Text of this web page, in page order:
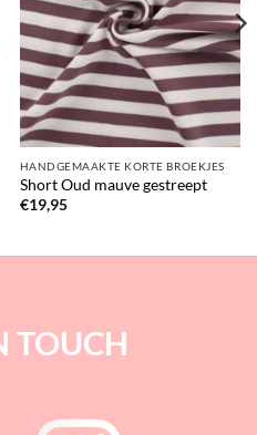
HANDGEMAAKTE KORTE BROEKJES
Short Oud mauve gestreept
€19,95
TOUCH